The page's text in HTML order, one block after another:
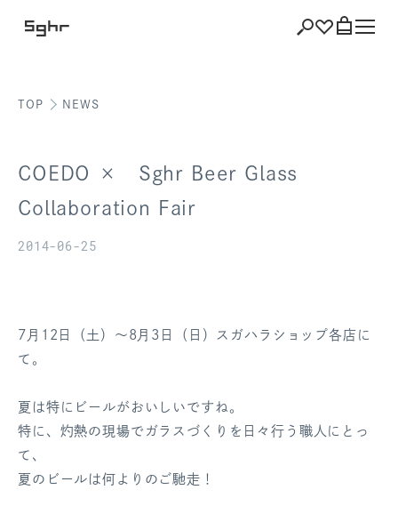
ショッピングバッグを見る
ポイント
ログアウト
TOP NEWS
COEDO × Sghr Beer Glass
Collaboration Fair
2014-06-25
7月12日（土）～8月3日（日）スガハラショップ各店に
て。
夏は特にビールがおいしいですね。
特に、灼熱の現場でガラスづくりを日々行う職人にとっ
て、
夏のビールは何よりのご馳走！